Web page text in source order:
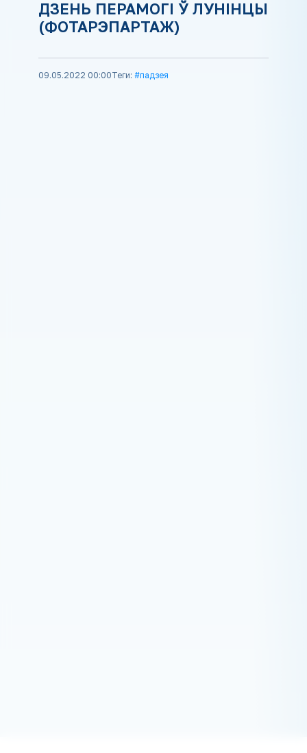
ДЗЕНЬ ПЕРАМОГІ Ў ЛУНІНЦЫ
(ФОТАРЭПАРТАЖ)
09.05.2022 00:00Теги: #падзея